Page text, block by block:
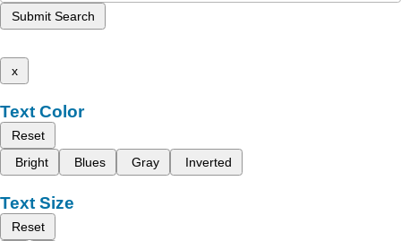
Submit Search
x
Text Color
Reset
Bright
Blues Gray Inverted
Text Size
Reset